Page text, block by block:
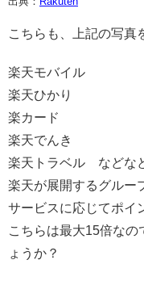
こちらも、上記の写真
楽天モバイル
楽天ひかり
楽カード
楽天でんき
楽天トラベル などな
楽天が展開するグルー
サービスに応じてポイ
こちらは最大15倍なの
ょうか？